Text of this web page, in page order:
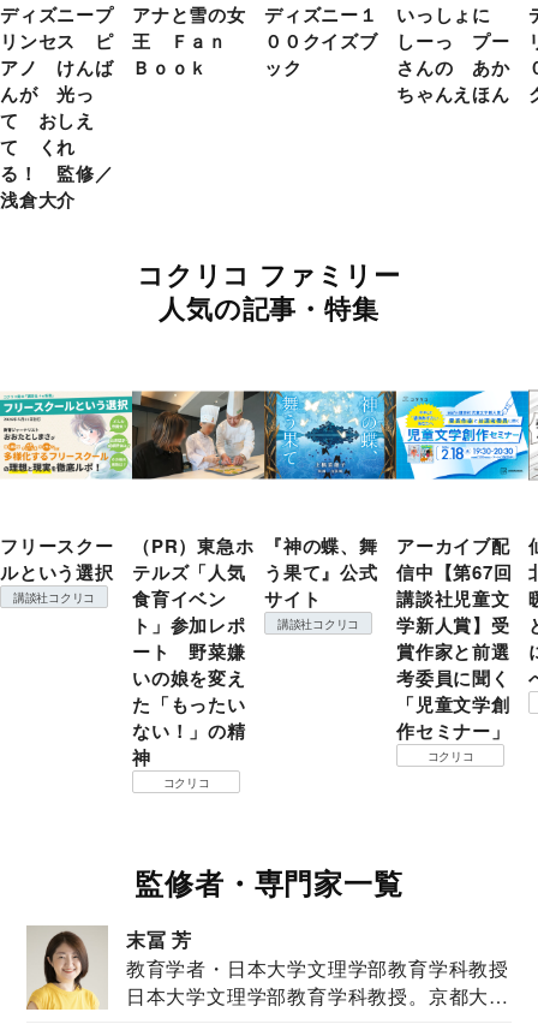
ディズニープ
リンセス ピ
アノ けんば
んが 光っ
て おしえ
て くれ
る！ 監修／
浅倉大介
アナと雪の女
王 Ｆａｎ
Ｂｏｏｋ
ディズニー１
００クイズブ
ック
いっしょに
しーっ プー
さんの あか
ちゃんえほん
コクリコ ファミリー
人気の記事・特集
フリースクー
ルという選択
講談社コクリコ
（PR）東急ホ
テルズ「人気
食育イベン
ト」参加レポ
ート 野菜嫌
いの娘を変え
た「もったい
ない！」の精
神
コクリコ
『神の蝶、舞
う果て』公式
サイト
講談社コクリコ
アーカイブ配
信中【第67回
講談社児童文
学新人賞】受
賞作家と前選
考委員に聞く
「児童文学創
作セミナー」
コクリコ
監修者・専門家一覧
末冨 芳
教育学者・日本大学文理学部教育学科教授
日本大学文理学部教育学科教授。京都大学